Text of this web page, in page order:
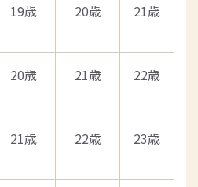
19歳 20歳 21歳
20歳 21歳 22歳
21歳 22歳 23歳